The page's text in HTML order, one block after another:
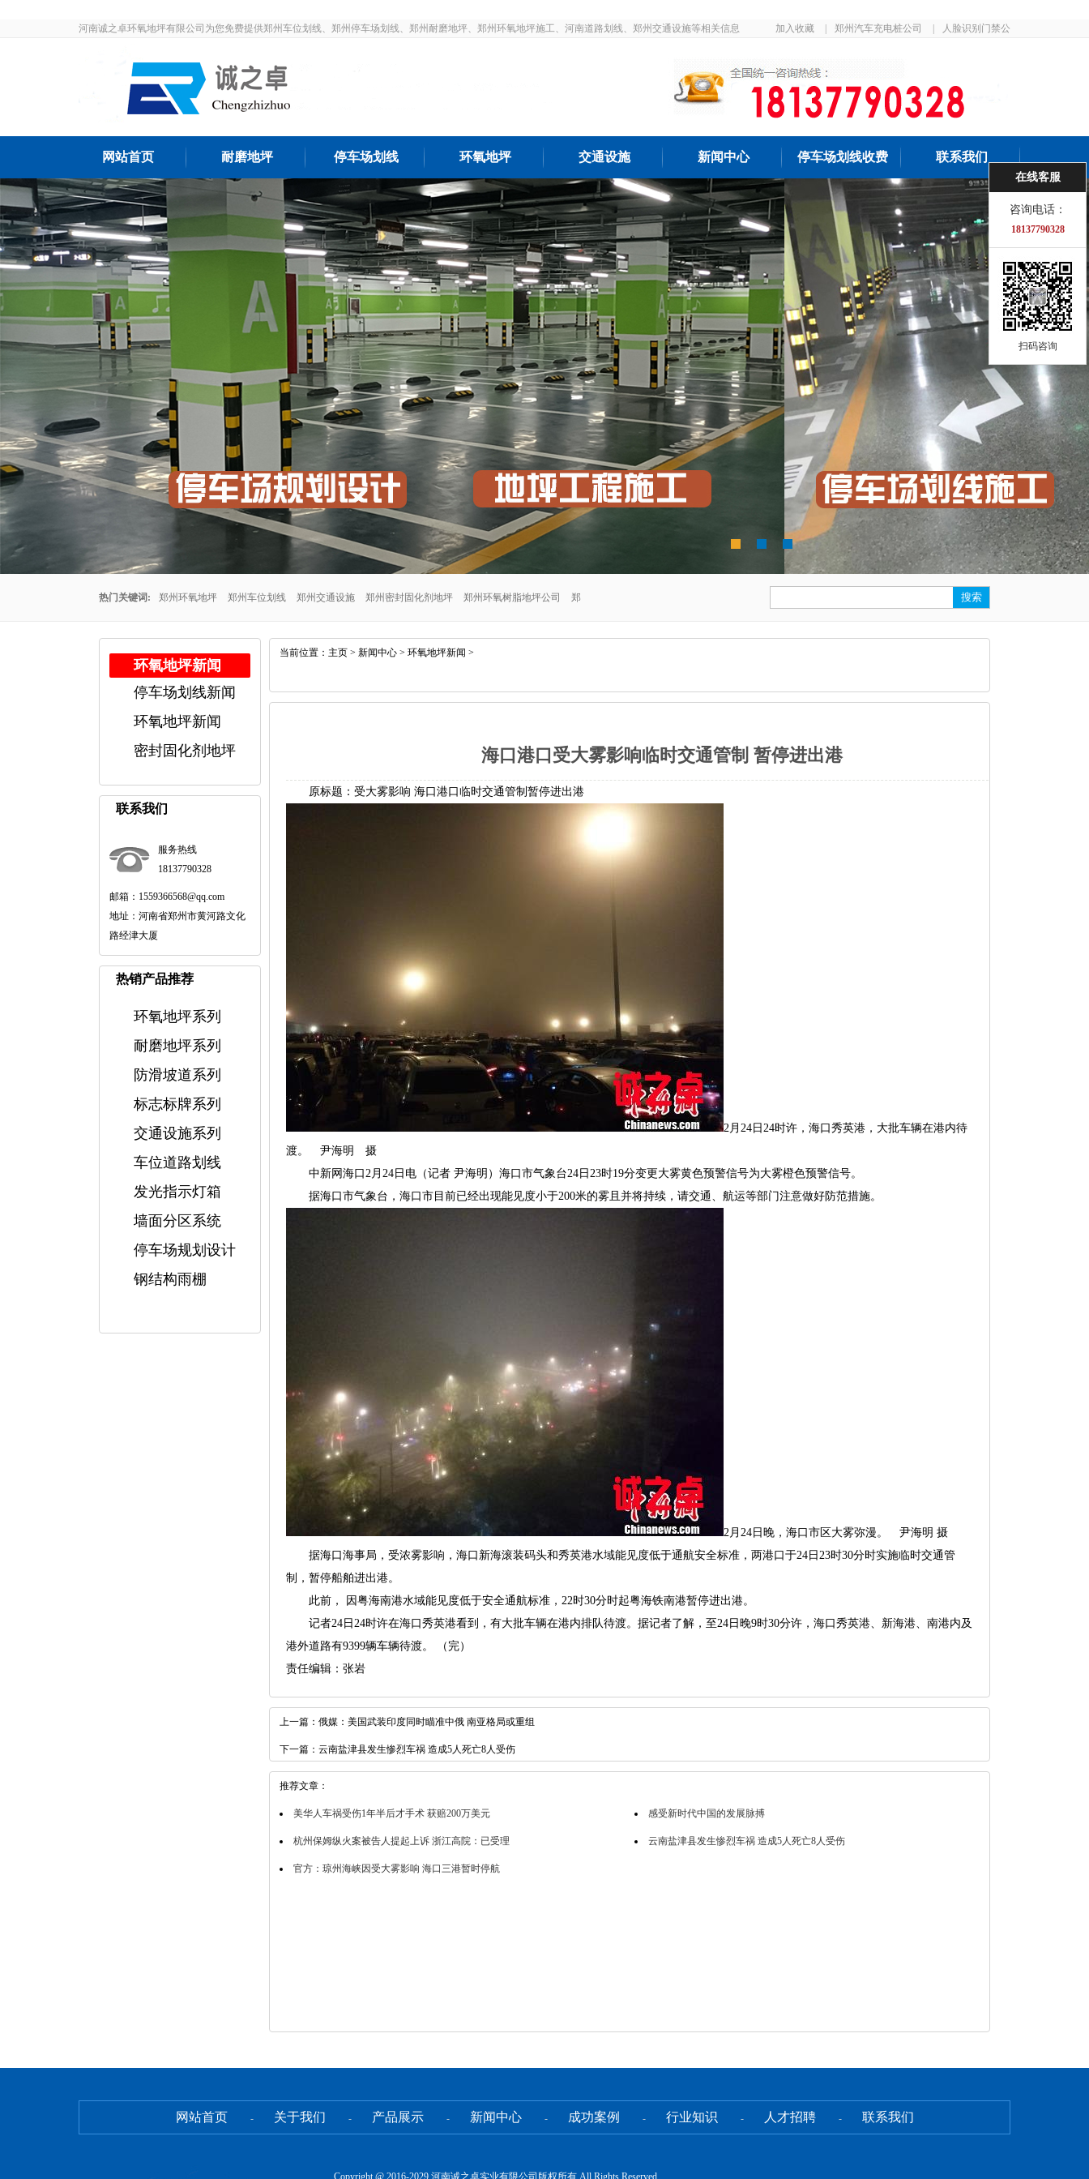
河南诚之卓环氧地坪有限公司为您免费提供郑州车位划线、郑州停车场划线、郑州耐磨地坪、郑州环氧地坪施工、河南道路划线、郑州交通设施等相关信息
加入收藏 郑州汽车充电桩公司
人脸识别门禁公
网站首页 耐磨地坪 停车场划线 环氧地坪 交通设施 新闻中心 停车场划线收费 联系我们
热门关键词: 郑州环氧地坪 郑州车位划线 郑州交通设施 郑州密封固化剂地坪 郑州环氧树脂地坪公司 郑
郑州耐磨地坪
环氧地坪新闻
停车场划线新闻
环氧地坪新闻
密封固化剂地坪
联系我们
服务热线
18137790328
邮箱：1559366568@qq.com
地址：河南省郑州市黄河路文化
路经津大厦
热销产品推荐
环氧地坪系列
耐磨地坪系列
防滑坡道系列
标志标牌系列
交通设施系列
车位道路划线
发光指示灯箱
墙面分区系统
停车场规划设计
钢结构雨棚
当前位置： 主页 > 新闻中心 > 环氧地坪新闻 >
海口港口受大雾影响临时交通管制 暂停进出港
原标题：受大雾影响 海口港口临时交通管制暂停进出港
2月24日24时许，海口秀英港，大批车辆在港内待
渡。 尹海明 摄
中新网海口2月24日电（记者 尹海明）海口市气象台24日23时19分变更大雾黄色预警信号为大雾橙色预警信号。
据海口市气象台，海口市目前已经出现能见度小于200米的雾且并将持续，请交通、航运等部门注意做好防范措施。
2月24日晚，海口市区大雾弥漫。 尹海明 摄
据海口海事局，受浓雾影响，海口新海滚装码头和秀英港水域能见度低于通航安全标准，两港口于24日23时30分时实施临时交通管
制，暂停船舶进出港。
此前， 因粤海南港水域能见度低于安全通航标准，22时30分时起粤海铁南港暂停进出港。
记者24日24时许在海口秀英港看到，有大批车辆在港内排队待渡。据记者了解，至24日晚9时30分许，海口秀英港、新海港、南港内及
港外道路有9399辆车辆待渡。 （完）
责任编辑：张岩
上一篇： 俄媒：美国武装印度同时瞄准中俄 南亚格局或重组
下一篇： 云南盐津县发生惨烈车祸 造成5人死亡8人受伤
推荐文章：
美华人车祸受伤1年半后才手术 获赔200万美元 感受新时代中国的发展脉搏
杭州保姆纵火案被告人提起上诉 浙江高院：已受理 云南盐津县发生惨烈车祸 造成5人死亡8人受伤
官方：琼州海峡因受大雾影响 海口三港暂时停航
网站首页 - 关于我们 - 产品展示 - 新闻中心 - 成功案例 - 行业知识 - 人才招聘 - 联系我们
Copyright @ 2016-2029 河南诚之卓实业有限公司版权所有 All Rights Reserved.
在线客服
咨询电话：
18137790328
扫码咨询